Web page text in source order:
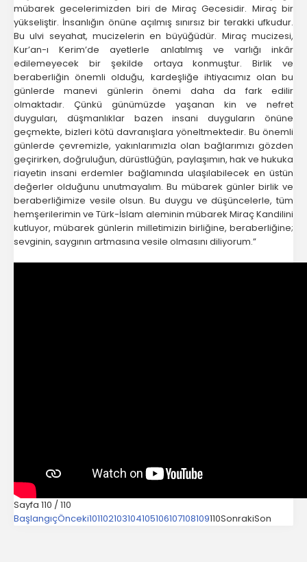
mübarek gecelerimizden biri de Miraç Gecesidir. Miraç bir
yükseliştir. İnsanlığın önüne açılmış sınırsız bir terakki ufkudur.
Bu ulvi seyahat, mucizelerin en büyüğüdür. Miraç mucizesi,
Kur’an-ı Kerim’de ayetlerle anlatılmış ve varlığı inkâr
edilemeyecek bir şekilde ortaya konmuştur. Birlik ve
beraberliğin önemli olduğu, kardeşliğe ihtiyacımız olan bu
günlerde manevi günlerin önemi daha da fark edilir
olmaktadır. Çünkü günümüzde yaşanan kin ve nefret
duyguları, düşmanlıklar bazen insani duyguların önüne
geçmekte, bizleri kötü davranışlara yöneltmektedir. Bu önemli
günlerde çevremizle, yakınlarımızla olan bağlarımızı gözden
geçirirken, doğruluğun, dürüstlüğün, paylaşımın, hak ve hukuka
riayetin insani erdemler bağlamında ulaşılabilecek en üstün
değerler olduğunu unutmayalım. Bu mübarek günler birlik ve
beraberliğimize vesile olsun. Bu duygu ve düşüncelerle, tüm
hemşerilerimin ve Türk-İslam aleminin mübarek Miraç Kandilini
kutluyor, mübarek günlerin milletimizin birliğine, beraberliğine;
sevginin, saygının artmasına vesile olmasını diliyorum.”
Sayfa 110 / 110
BaşlangıçÖnceki101102103104105106107108109110SonrakiSon